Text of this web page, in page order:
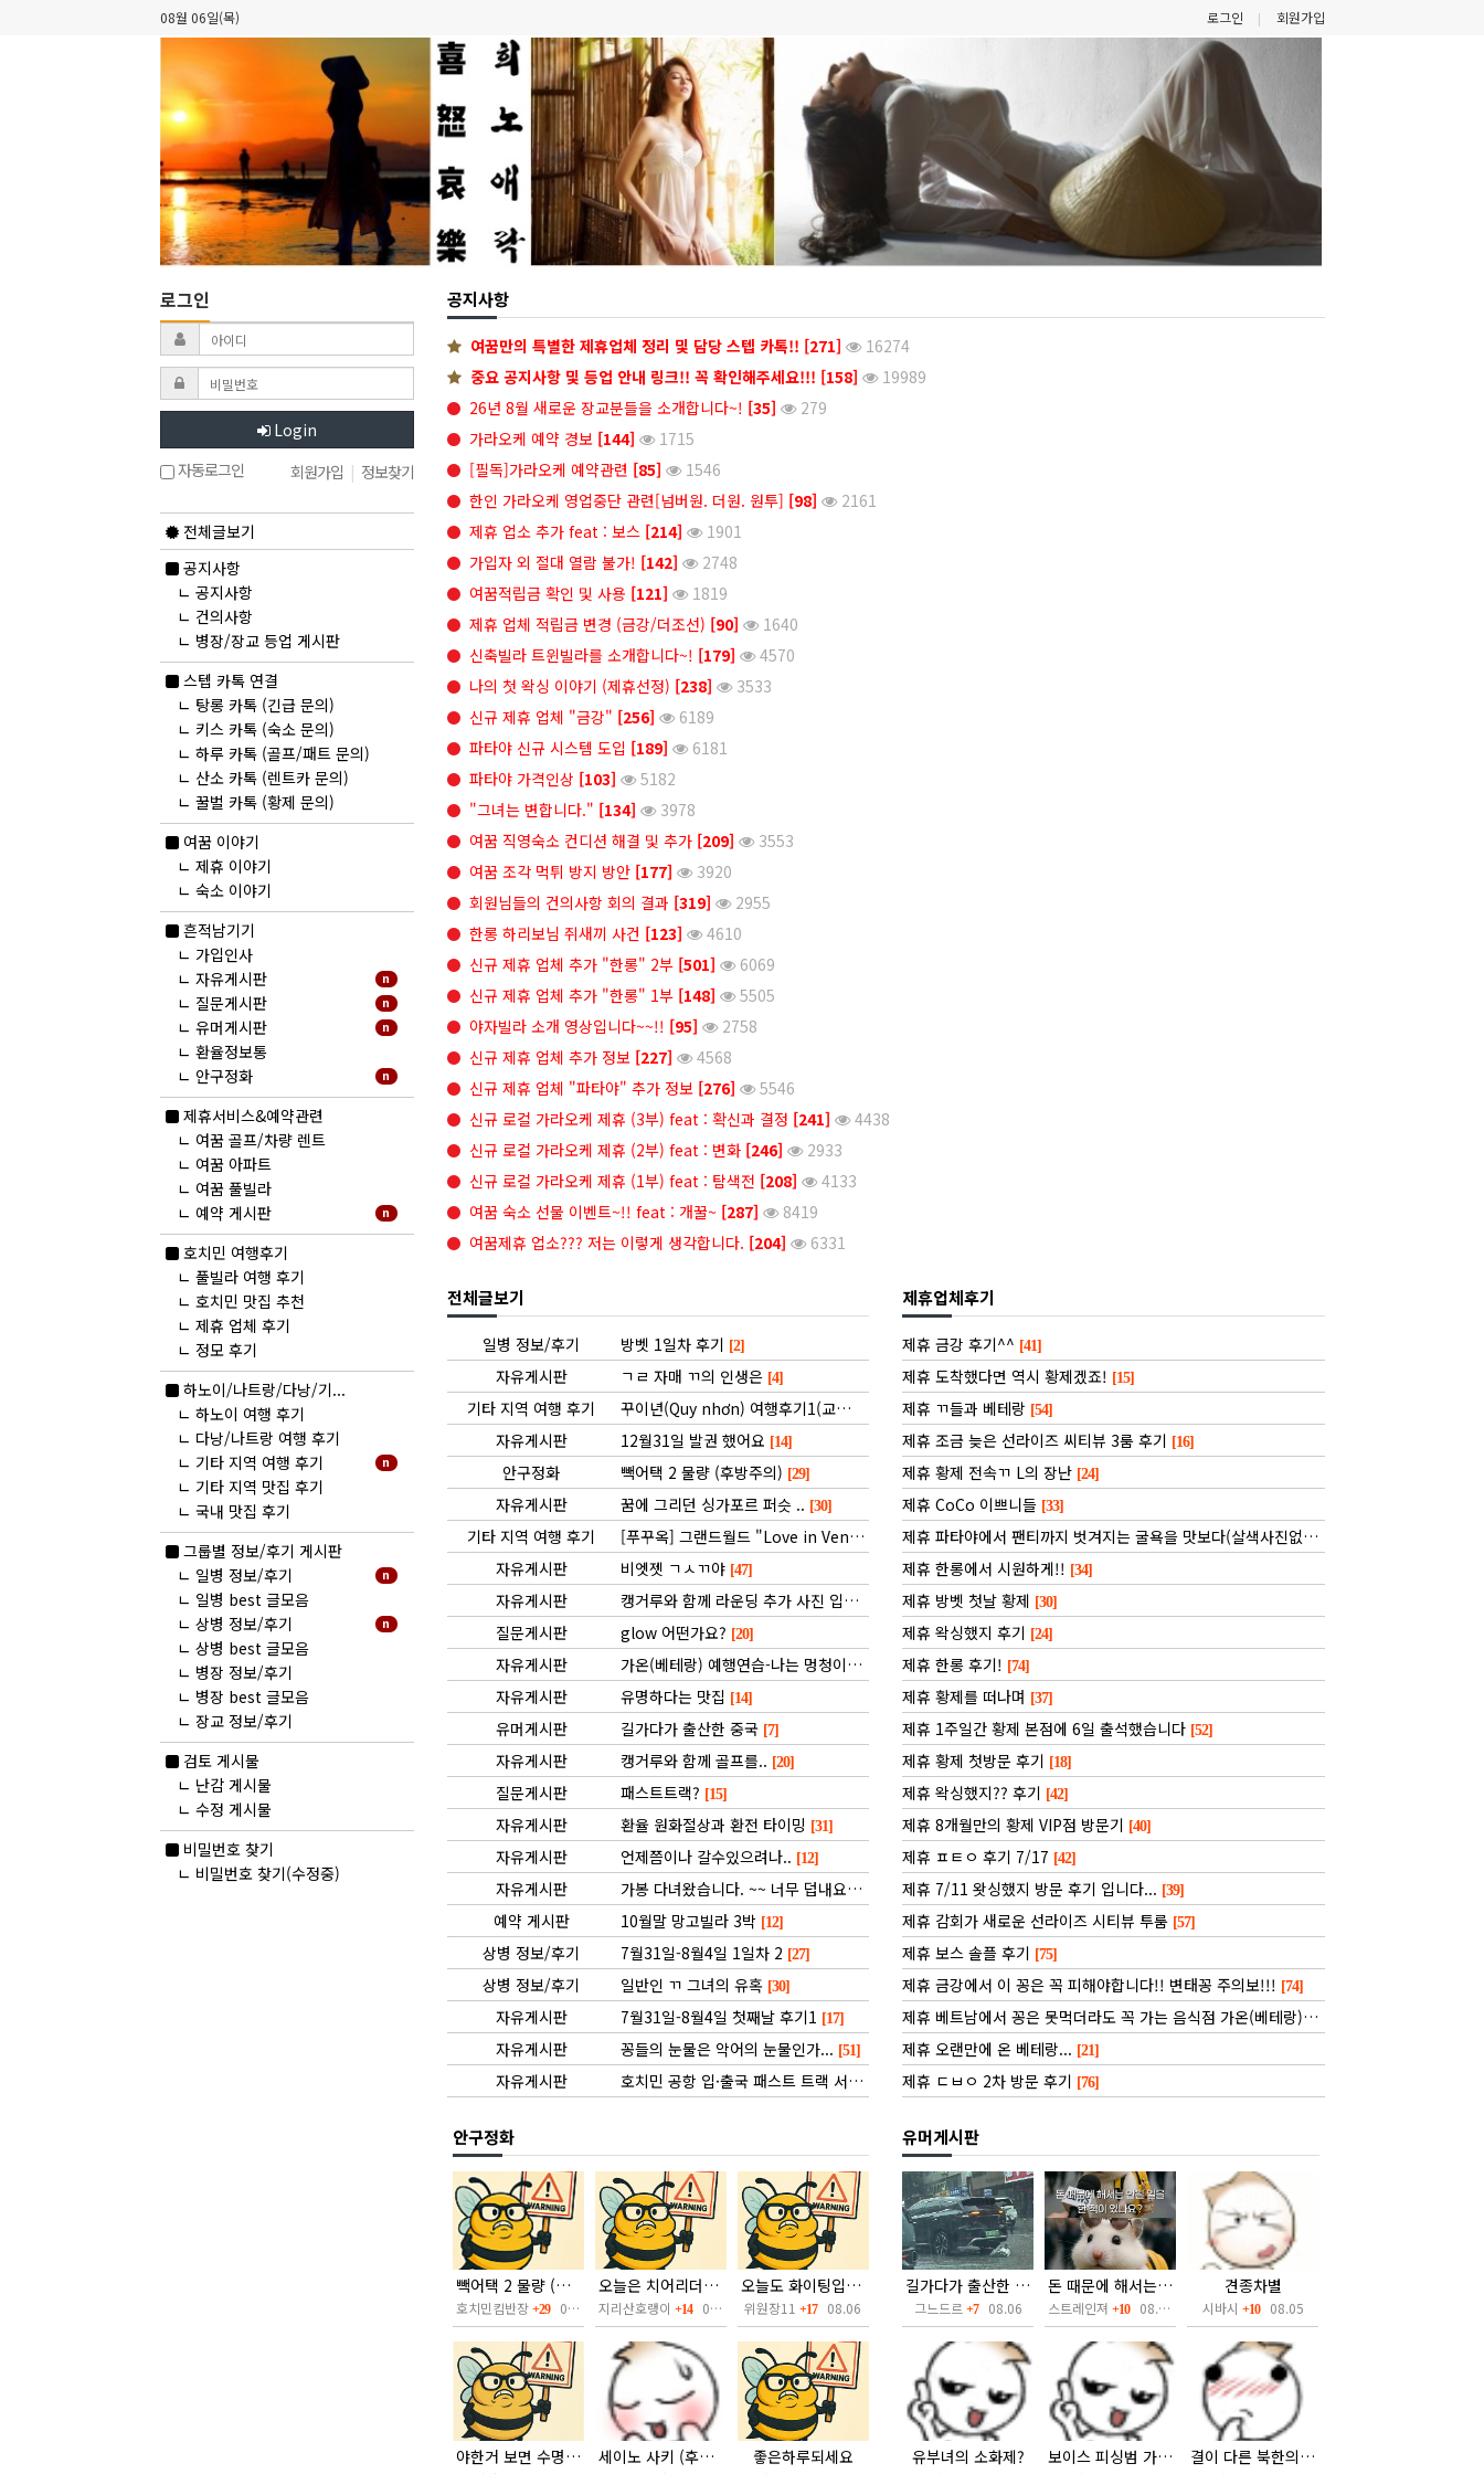
08월 06일(목) 로그인 회원가입
공지사항
여꿈만의 특별한 제휴업체 정리 및 담당 스텝 카톡!! [271]
16274
중요 공지사항 및 등업 안내 링크!! 꼭 확인해주세요!!! [158]
19989
26년 8월 새로운 장교분들을 소개합니다~! [35]
279
가라오케 예약 경보 [144]
1715
[필독]가라오케 예약관련 [85]
1546
한인 가라오케 영업중단 관련[넘버원. 더원. 원투] [98]
2161
제휴 업소 추가 feat : 보스 [214]
1901
가입자 외 절대 열람 불가! [142]
2748
여꿈적립금 확인 및 사용 [121]
1819
제휴 업체 적립금 변경 (금강/더조선) [90]
1640
신축빌라 트윈빌라를 소개합니다~! [179]
4570
나의 첫 왁싱 이야기 (제휴선정) [238]
3533
신규 제휴 업체 "금강" [256]
6189
파타야 신규 시스템 도입 [189]
6181
파타야 가격인상 [103]
5182
"그녀는 변합니다." [134]
3978
여꿈 직영숙소 컨디션 해결 및 추가 [209]
3553
여꿈 조각 먹튀 방지 방안 [177]
3920
회원님들의 건의사항 회의 결과 [319]
2955
한롱 하리보님 쥐새끼 사건 [123]
4610
신규 제휴 업체 추가 "한롱" 2부 [501]
6069
신규 제휴 업체 추가 "한롱" 1부 [148]
5505
야자빌라 소개 영상입니다~~!! [95]
2758
신규 제휴 업체 추가 정보 [227]
4568
신규 제휴 업체 "파타야" 추가 정보 [276]
5546
신규 로컬 가라오케 제휴 (3부) feat : 확신과 결정 [241]
4438
신규 로컬 가라오케 제휴 (2부) feat : 변화 [246]
2933
신규 로컬 가라오케 제휴 (1부) feat : 탐색전 [208]
4133
여꿈 숙소 선물 이벤트~!! feat : 개꿀~ [287]
8419
여꿈제휴 업소??? 저는 이렇게 생각합니다. [204] 6331
전체글보기
일병 정보/후기 방벳 1일차 후기 [2]
자유게시판 ㄱㄹ 자매 ㄲ의 인생은 [4]
기타 지역 여행 후기 꾸이년(Quy nhơn) 여행후기1(교통,숙박) [11]
자유게시판 12월31일 발권 했어요 [14]
안구정화 빽어택 2 물량 (후방주의) [29]
자유게시판 꿈에 그리던 싱가포르 퍼슷 .. [30]
기타 지역 여행 후기 [푸꾸옥] 그랜드월드 "Love in Venice" 공연 [15]
자유게시판 비엣젯 ㄱㅅㄲ야 [47]
자유게시판 캥거루와 함께 라운딩 추가 사진 입니다
질문게시판 glow 어떤가요? [20]
자유게시판 가온(베테랑) 예행연습-나는 멍청이 [28]
자유게시판 유명하다는 맛집 [14]
유머게시판 길가다가 출산한 중국 [7]
자유게시판 캥거루와 함께 골프를.. [20]
질문게시판 패스트트랙? [15]
자유게시판 환율 원화절상과 환전 타이밍 [31]
자유게시판 언제쯤이나 갈수있으려나.. [12]
자유게시판 가봉 다녀왔습니다. ~~ 너무 덥내요 [13]
예약 게시판 10월말 망고빌라 3박 [12]
상병 정보/후기 7월31일-8월4일 1일차 2 [27]
상병 정보/후기 일반인 ㄲ 그녀의 유혹 [30]
자유게시판 7월31일-8월4일 첫째날 후기1 [17]
자유게시판 꽁들의 눈물은 악어의 눈물인가... [51]
자유게시판 호치민 공항 입·출국 패스트 트랙 서비스 [127]
제휴업체후기
제휴 금강 후기^^ [41]
제휴 도착했다면 역시 황제겠죠! [15]
제휴 ㄲ들과 베테랑 [54]
제휴 조금 늦은 선라이즈 씨티뷰 3룸 후기 [16]
제휴 황제 전속ㄲ L의 장난 [24]
제휴 CoCo 이쁘니들 [33]
제휴 파타야에서 팬티까지 벗겨지는 굴욕을 맛보다(살색사진없음)
제휴 한롱에서 시원하게!! [34]
제휴 방벳 첫날 황제 [30]
제휴 왁싱했지 후기 [24]
제휴 한롱 후기! [74]
제휴 황제를 떠나며 [37]
제휴 1주일간 황제 본점에 6일 출석했습니다 [52]
제휴 황제 첫방문 후기 [18]
제휴 왁싱했지?? 후기 [42]
제휴 8개월만의 황제 VIP점 방문기 [40]
제휴 ㅍㅌㅇ 후기 7/17 [42]
제휴 7/11 왓싱했지 방문 후기 입니다... [39]
제휴 감회가 새로운 선라이즈 시티뷰 투룸 [57]
제휴 보스 솔플 후기 [75]
제휴 금강에서 이 꽁은 꼭 피해야합니다!! 변태꽁 주의보!!! [74]
제휴 베트남에서 꽁은 못먹더라도 꼭 가는 음식점 가온(베테랑) 후기입니다
제휴 오랜만에 온 베테랑... [21]
제휴 ㄷㅂㅇ 2차 방문 후기 [76]
안구정화
빽어택 2 물량 (후방주의)
호치민킴반장 +29 08.06
오늘은 치어리더입니다.
지리산호랭이 +14 08.06
오늘도 화이팅입니다
위원장11+17 08.06
야한거 보면 수명이 늘어난대요. 세이노 사키 (후방주의) 좋은하루되세요
유머게시판
길가다가 출산한 중국
그느드르 +7 08.06
돈 때문에 해서는 안되는 일~!!!
스트레인져+10 08.06
견종차별
시바시 +10 08.05
유부녀의 소화제? 보이스 피싱범 가려내기 결이 다른 북한의 막장 드라마
로그인
Login
자동로그인
회원가입 | 정보찾기
전체글보기
공지사항
ㄴ 공지사항
ㄴ 건의사항
ㄴ 병장/장교 등업 게시판
스텝 카톡 연결
ㄴ 탕롱 카톡 (긴급 문의)
ㄴ 키스 카톡 (숙소 문의)
ㄴ 하루 카톡 (골프/패트 문의)
ㄴ 산소 카톡 (렌트카 문의)
ㄴ 꿀벌 카톡 (황제 문의)
여꿈 이야기
ㄴ 제휴 이야기
ㄴ 숙소 이야기
흔적남기기
ㄴ 가입인사
n
ㄴ 자유게시판
n
ㄴ 질문게시판
n
ㄴ 유머게시판
ㄴ 환율정보통
n
ㄴ 안구정화
제휴서비스&예약관련
ㄴ 여꿈 골프/차량 렌트
ㄴ 여꿈 아파트
ㄴ 여꿈 풀빌라
n
ㄴ 예약 게시판
호치민 여행후기
ㄴ 풀빌라 여행 후기
ㄴ 호치민 맛집 추천
ㄴ 제휴 업체 후기
ㄴ 정모 후기
하노이/나트랑/다낭/기...
ㄴ 하노이 여행 후기
ㄴ 다낭/나트랑 여행 후기
n
ㄴ 기타 지역 여행 후기
ㄴ 기타 지역 맛집 후기
ㄴ 국내 맛집 후기
그룹별 정보/후기 게시판
n
ㄴ 일병 정보/후기
ㄴ 일병 best 글모음
n
ㄴ 상병 정보/후기
ㄴ 상병 best 글모음
ㄴ 병장 정보/후기
ㄴ 병장 best 글모음
ㄴ 장교 정보/후기
검토 게시물
ㄴ 난감 게시물
ㄴ 수정 게시물
비밀번호 찾기
ㄴ 비밀번호 찾기(수정중)